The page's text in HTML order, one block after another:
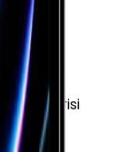
Uzay Grisi